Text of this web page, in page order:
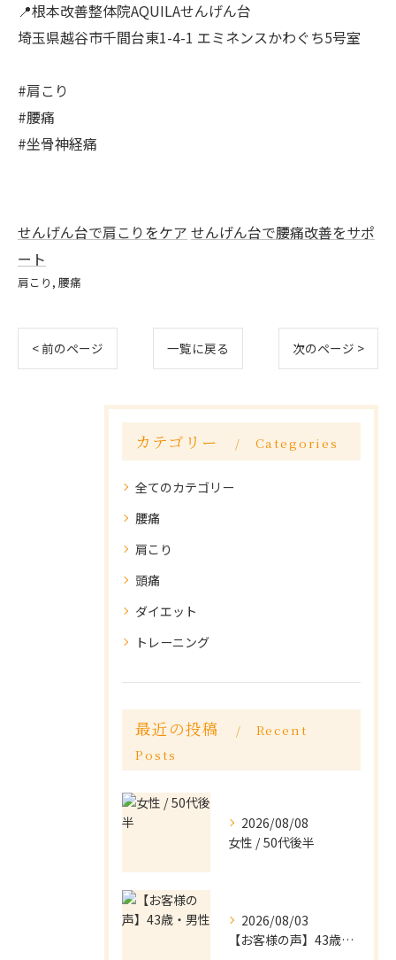
📍根本改善整体院AQUILAせんげん台
埼玉県越谷市千間台東1-4-1 エミネンスかわぐち5号室
#肩こり
#腰痛
#坐骨神経痛
せんげん台で肩こりをケア せんげん台で腰痛改善をサポ
ート
肩こり 腰痛
< 前のページ 一覧に戻る 次のページ >
カテゴリー Categories
全てのカテゴリー
腰痛
肩こり
頭痛
ダイエット
トレーニング
最近の投稿
Recent
Posts
2026/08/08
女性 / 50代後半
2026/08/03
【お客様の声】43歳・男性